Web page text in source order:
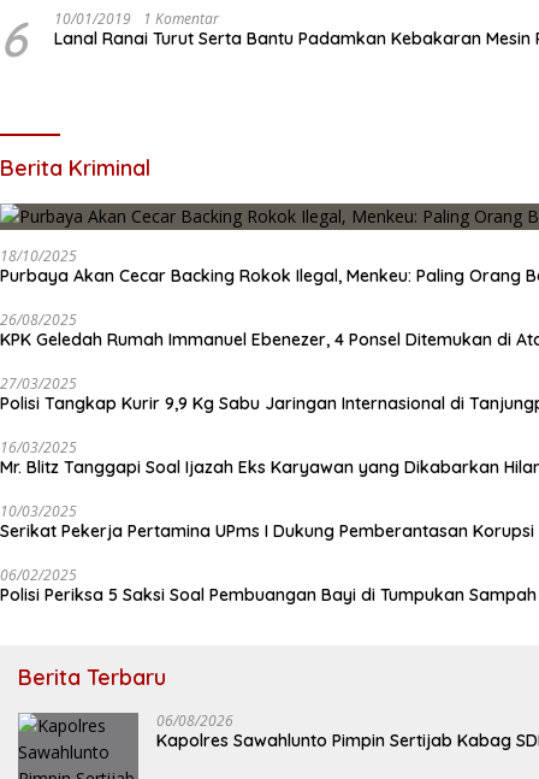
6 10/01/2019 1 Komentar
Lanal Ranai Turut Serta Bantu Padamkan Kebakaran Mesin
Berita Kriminal
18/10/2025
Purbaya Akan Cecar Backing Rokok Ilegal, Menkeu: Paling Orang
26/08/2025
KPK Geledah Rumah Immanuel Ebenezer, 4 Ponsel Ditemukan di
27/03/2025
Polisi Tangkap Kurir 9,9 Kg Sabu Jaringan Internasional di
16/03/2025
Mr. Blitz Tanggapi Soal Ijazah Eks Karyawan yang Dikabarkan
10/03/2025
Serikat Pekerja Pertamina UPms I Dukung Pemberantasan
06/02/2025
Polisi Periksa 5 Saksi Soal Pembuangan Bayi di Tumpukan
Berita Terbaru
06/08/2026
Kapolres Sawahlunto Pimpin Sertijab Kabag